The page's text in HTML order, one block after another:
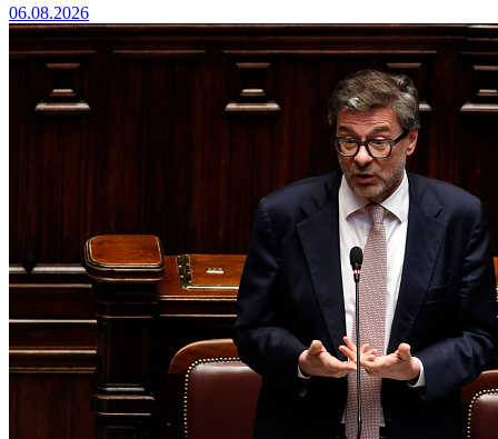
06.08.2026